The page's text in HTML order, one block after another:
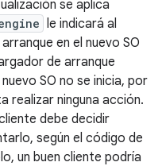
se aplica
le indicará al
en el nuevo SO
de arranque
SO no se inicia, por
realizar ninguna acción.
debe decidir
según el código de
un buen cliente podría